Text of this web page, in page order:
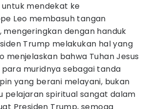
mendekat ke
Leo membasuh tangan
mengeringkan dengan handuk
Trump melakukan hal yang
menjelaskan bahwa Tuhan Jesus
muridnya sebagai tanda
yang berani melayani, bukan
pelajaran spiritual sangat dalam